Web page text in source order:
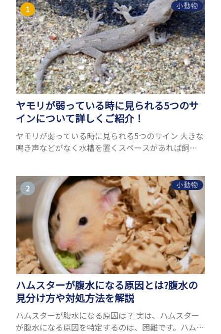
小動物
ヤモリが弱っている時に見られる5つのサ
インについて詳しくご紹介！
ヤモリが弱っている時に見られる5つのサイン 大きな
鳴き声などがなく水槽を置くスペースがあれば飼う
でしょうか...
小動物
ハムスターが腹水になる原因とは?腹水の
見分け方や対処方法を解説
ハムスターが腹水になる原因は？ 実は、ハムスター
が腹水になる原因を特定するのは、困難です。ハムス